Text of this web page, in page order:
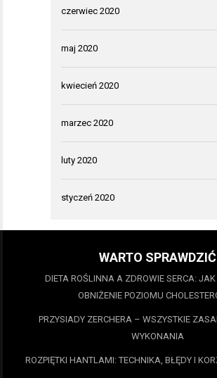
czerwiec 2020
maj 2020
kwiecień 2020
marzec 2020
luty 2020
styczeń 2020
WARTO SPRAWDZIĆ
DIETA ROŚLINNA A ZDROWIE SERCA:
OBNIŻENIE POZIOMU
PRZYSIADY ZERCHERA – WSZYSTKIE
WYKONANIA
ROZPIĘTKI HANTLAMI: TECHNIKA, BŁĘDY I